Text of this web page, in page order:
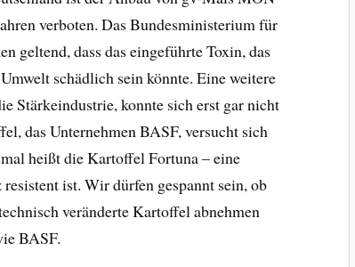
verboten. Das Bundesministerium für
geltend, dass das eingeführte Toxin, das
schädlich sein könnte. Eine weitere
Stärkeindustrie, konnte sich erst gar nicht
das Unternehmen BASF, versucht sich
heißt die Kartoffel Fortuna – eine
ist. Wir dürfen gespannt sein, ob
veränderte Kartoffel abnehmen
BASF.